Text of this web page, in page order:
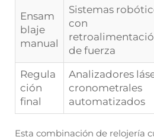
Ensam
blaje
manual
Sistemas
con
de fuerza
Regula
ción
final
Analizadores
cronometrales
automatizados
Esta combinación de relojería